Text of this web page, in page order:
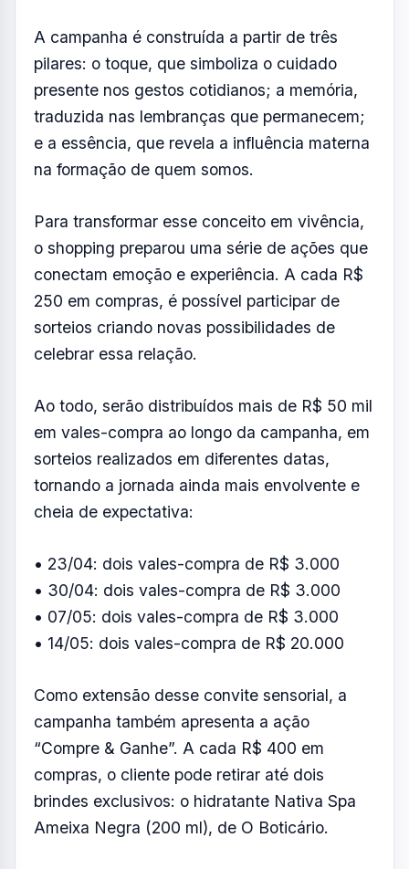
A campanha é construída a partir de três
pilares: o toque, que simboliza o cuidado
presente nos gestos cotidianos; a memória,
traduzida nas lembranças que permanecem;
e a essência, que revela a influência materna
na formação de quem somos.
Para transformar esse conceito em vivência,
o shopping preparou uma série de ações que
conectam emoção e experiência. A cada R$
250 em compras, é possível participar de
sorteios criando novas possibilidades de
celebrar essa relação.
Ao todo, serão distribuídos mais de R$ 50 mil
em vales-compra ao longo da campanha, em
sorteios realizados em diferentes datas,
tornando a jornada ainda mais envolvente e
cheia de expectativa:
• 23/04: dois vales-compra de R$ 3.000
• 30/04: dois vales-compra de R$ 3.000
• 07/05: dois vales-compra de R$ 3.000
• 14/05: dois vales-compra de R$ 20.000
Como extensão desse convite sensorial, a
campanha também apresenta a ação
“Compre & Ganhe”. A cada R$ 400 em
compras, o cliente pode retirar até dois
brindes exclusivos: o hidratante Nativa Spa
Ameixa Negra (200 ml), de O Boticário.